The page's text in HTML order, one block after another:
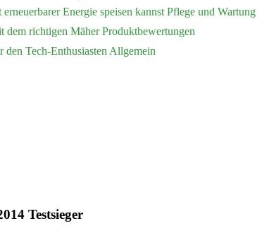
Energie speisen kannst Pflege und Wartung
dem richtigen MäherProduktbewertungen
den Tech-Enthusiasten Allgemein
Testsieger